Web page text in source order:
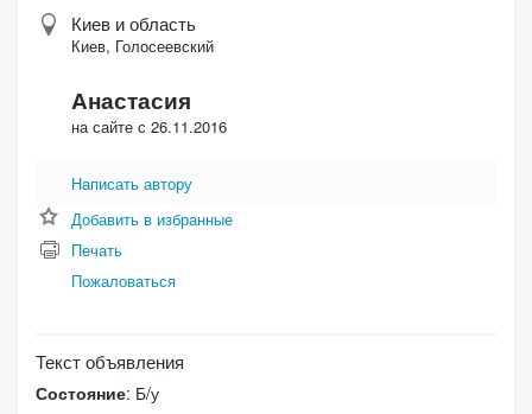
Киев и область
Киев, Голосеевский
Анастасия
на сайте с 26.11.2016
Написать автору
Добавить в избранные
Печать
Пожаловаться
Текст объявления
Состояние: Б/у